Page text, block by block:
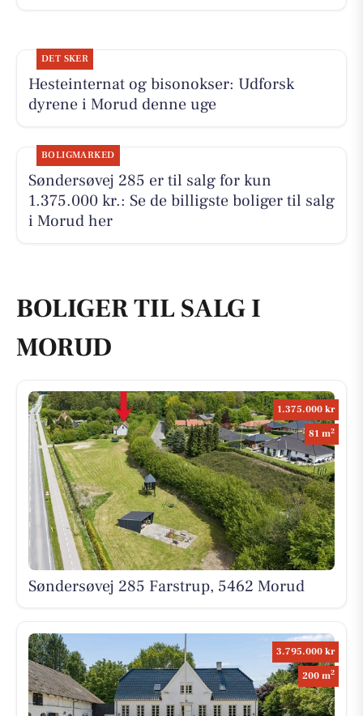
DET SKER
Hesteinternat og bisonokser: Udforsk
dyrene i Morud denne uge
BOLIGMARKED
Søndersøvej 285 er til salg for kun
1.375.000 kr.: Se de billigste boliger til salg
i Morud her
BOLIGER TIL SALG I
MORUD
1.375.000 kr
81 m2
Søndersøvej 285 Farstrup, 5462 Morud
3.795.000 kr
200 m2